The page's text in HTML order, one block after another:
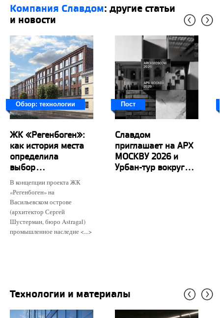
Компания Славдом: другие статьи
и новости
Обзор: технологии
ЖК «Регенбоген»:
как история места
определила
выбор...
В концепции проекта ЖК
«Регенбоген» на
Васильевском острове
(архитектор Сергей
Шустерман, бюро Astragal)
промышленное наследие <...>
Пост
Славдом
приглашает на АРХ
МОСКВУ 2026 и
Урбан-тур вокруг...
Технологии и материалы